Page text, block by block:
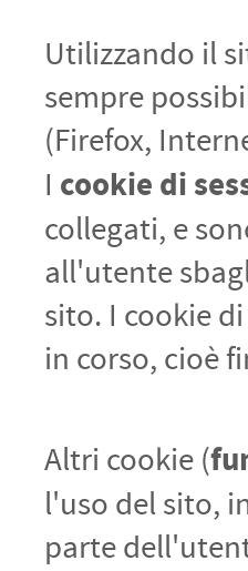
Utilizzando il
sempre
(Firefox,
I cookie di
collegati, e
all'utente
sito. I cookie
in corso, cioè
Altri cookie (
l'uso del sito,
parte